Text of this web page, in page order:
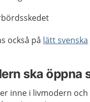
också på lätt svenska
ska öppna
inne i livmodern